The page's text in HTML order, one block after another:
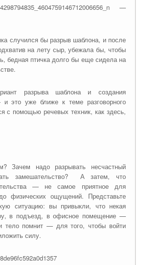
случился бы разрыв шаблона, и после
на лету сыр, убежала бы, чтобы
бедная птичка долго бы еще сидела на
разрыва шаблона и создания
это уже ближе к теме разговорного
с помощью речевых техник, как здесь,
Зачем надо разрывать несчастный
замешательство? А затем, что
— не самое приятное для
физических ощущений. Представьте
ситуацию: вы привыкли, что некая
в подъезд, в офисное помещение —
тело помнит — для того, чтобы войти
силу.